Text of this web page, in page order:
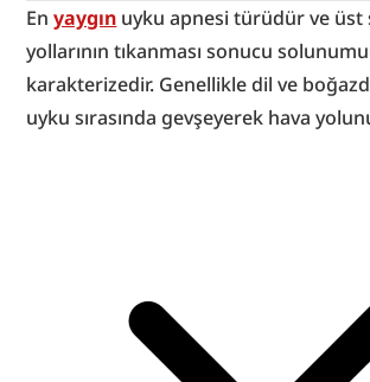
En yaygın uyku apnesi türüdür ve üst
yollarının tıkanması sonucu
karakterizedir. Genellikle dil ve
uyku sırasında gevşeyerek hava